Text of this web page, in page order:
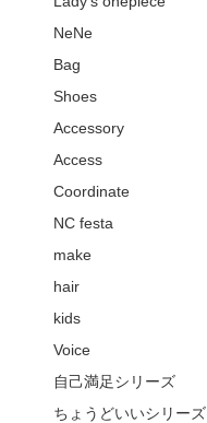
NeNe
Bag
Shoes
Accessory
Access
Coordinate
NC festa
make
hair
kids
Voice
自己満足シリーズ
ちょうどいいシリーズ